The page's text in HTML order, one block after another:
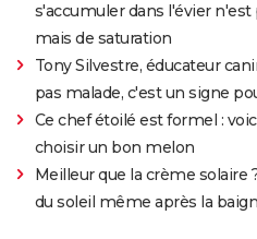
s'accumuler dans l'évier n'est
mais de saturation
Tony Silvestre, éducateur
pas malade, c'est un signe
Ce chef étoilé est formel :
choisir un bon melon
Meilleur que la crème solaire
du soleil même après la